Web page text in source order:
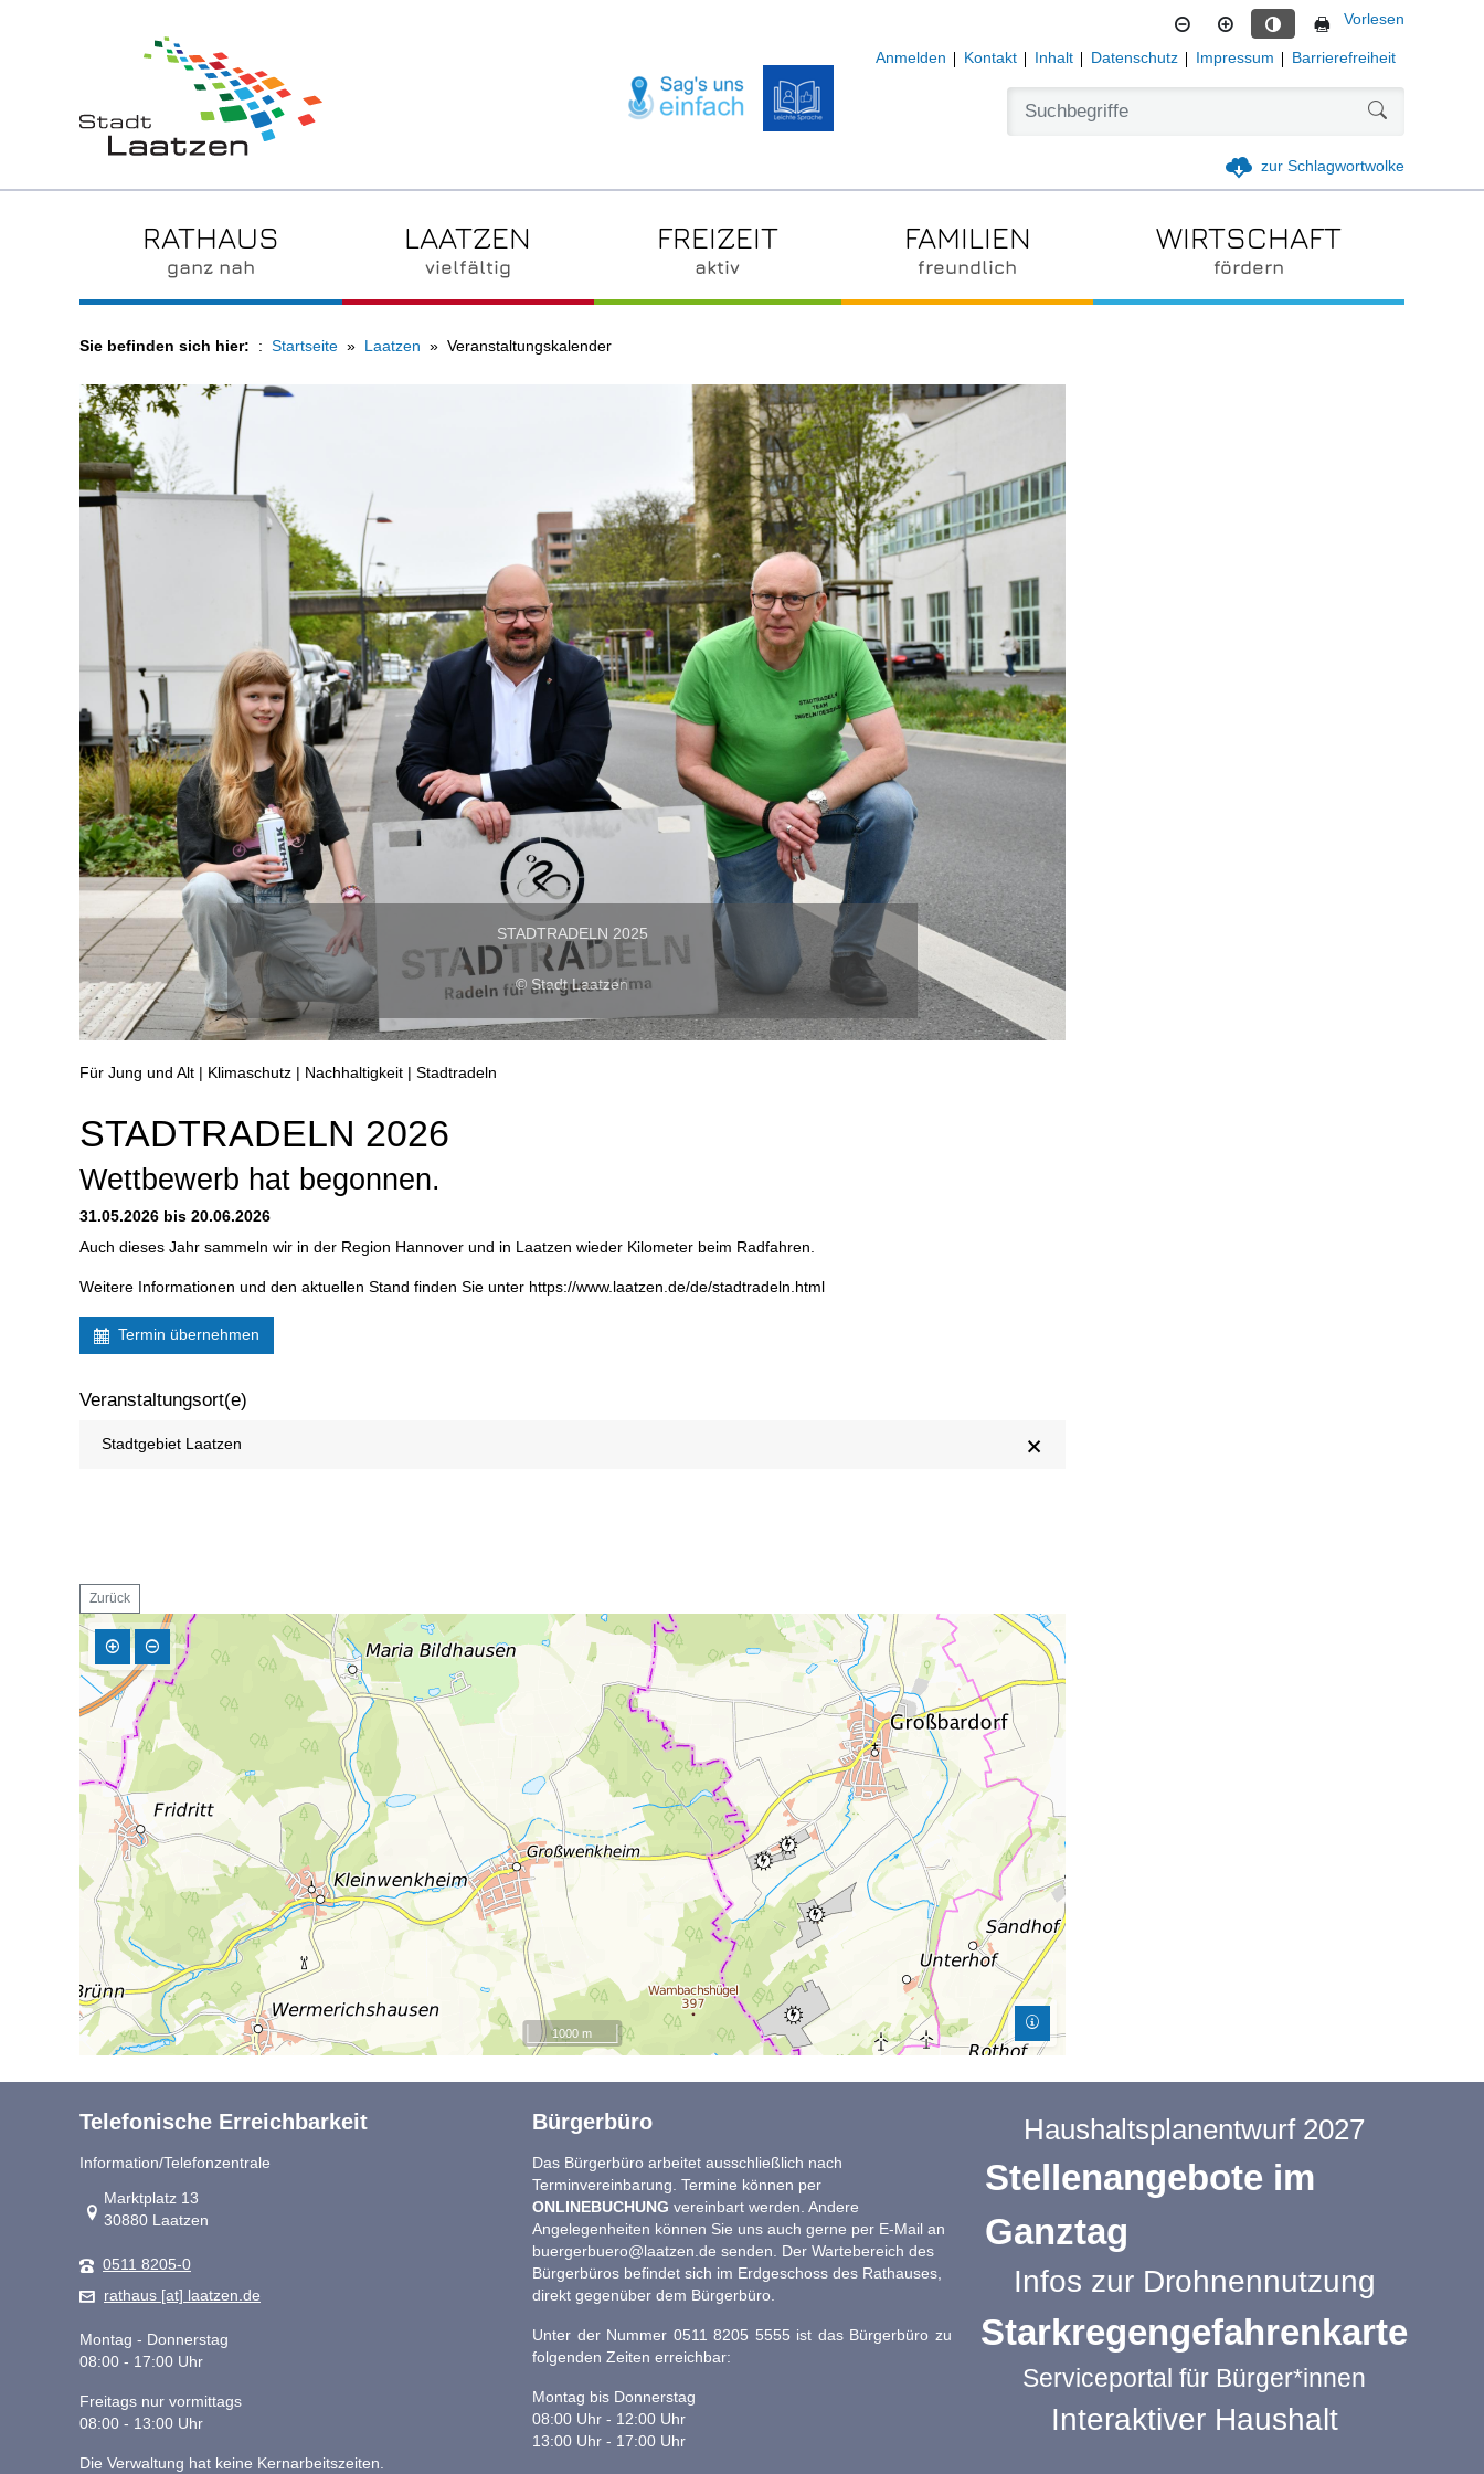
Kontrastmodus aktivieren
Vorlesen
Anmelden Kontakt Inhalt Datenschutz Impressum Barrierefreiheit
zur Schlagwortwolke
RATHAUS
ganz nah
LAATZEN
vielfältig
FREIZEIT
aktiv
FAMILIEN
freundlich
WIRTSCHAFT
fördern
Sie befinden sich hier: Startseite Laatzen Veranstaltungskalender
STADTRADELN 2025
© Stadt Laatzen
Für Jung und Alt | Klimaschutz | Nachhaltigkeit | Stadtradeln
STADTRADELN 2026
Wettbewerb hat begonnen.
31.05.2026 bis 20.06.2026
Auch dieses Jahr sammeln wir in der Region Hannover und in Laatzen wieder Kilometer beim Radfahren.
Weitere Informationen und den aktuellen Stand finden Sie unter https://www.laatzen.de/de/stadtradeln.html
Termin übernehmen
Veranstaltungsort(e)
Stadtgebiet Laatzen
Zurück
1000 m
Telefonische Erreichbarkeit
Information/Telefonzentrale
Link zur Google-Maps Navigation
Marktplatz 13
30880 Laatzen
0511 8205-0
rathaus [at] laatzen.de
Montag - Donnerstag
08:00 - 17:00 Uhr
Freitags nur vormittags
08:00 - 13:00 Uhr
Die Verwaltung hat keine Kernarbeitszeiten.
Bürgerbüro
Das Bürgerbüro arbeitet ausschließlich nach
Terminvereinbarung. Termine können per
ONLINEBUCHUNG vereinbart werden. Andere
Angelegenheiten können Sie uns auch gerne per E-Mail an
buergerbuero@laatzen.de senden. Der Wartebereich des
Bürgerbüros befindet sich im Erdgeschoss des Rathauses,
direkt gegenüber dem Bürgerbüro.
Unter der Nummer 0511 8205 5555 ist das Bürgerbüro zu
folgenden Zeiten erreichbar:
Montag bis Donnerstag
08:00 Uhr - 12:00 Uhr
13:00 Uhr - 17:00 Uhr
Haushaltsplanentwurf 2027
Stellenangebote im
Ganztag
Infos zur Drohnennutzung
Starkregengefahrenkarte
Serviceportal für Bürger*innen
Interaktiver Haushalt